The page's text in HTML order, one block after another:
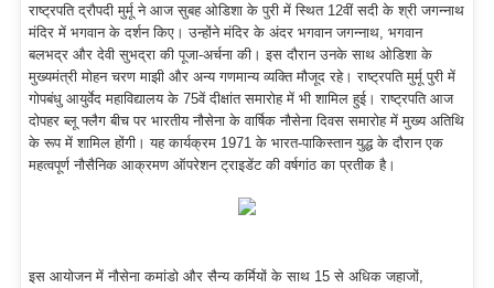
राष्ट्रपति द्रौपदी मुर्मू ने आज सुबह ओडिशा के पुरी में स्थित 12वीं सदी के श्री जगन्नाथ
मंदिर में भगवान के दर्शन किए। उन्होंने मंदिर के अंदर भगवान जगन्नाथ, भगवान
बलभद्र और देवी सुभद्रा की पूजा-अर्चना की। इस दौरान उनके साथ ओडिशा के
मुख्यमंत्री मोहन चरण माझी और अन्य गणमान्य व्यक्ति मौजूद रहे। राष्ट्रपति मुर्मू पुरी में
गोपबंधु आयुर्वेद महाविद्यालय के 75वें दीक्षांत समारोह में भी शामिल हुई। राष्ट्रपति आज
दोपहर ब्लू फ्लैग बीच पर भारतीय नौसेना के वार्षिक नौसेना दिवस समारोह में मुख्य अतिथि
के रूप में शामिल होंगी। यह कार्यक्रम 1971 के भारत-पाकिस्तान युद्ध के दौरान एक
महत्वपूर्ण नौसैनिक आक्रमण ऑपरेशन ट्राइडेंट की वर्षगांठ का प्रतीक है।
इस आयोजन में नौसेना कमांडो और सैन्य कर्मियों के साथ 15 से अधिक जहाजों,